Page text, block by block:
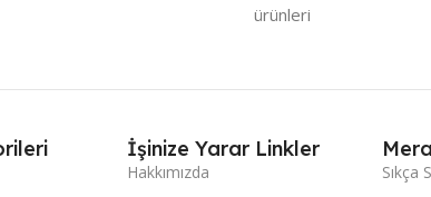
ürünleri
İşinize Yarar Linkler
Hakkımızda
Sıkça